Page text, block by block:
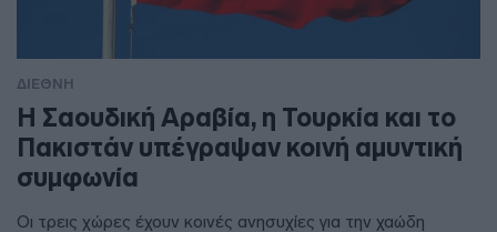
ΔΙΕΘΝΗ
Η Σαουδική Αραβία, η Τουρκία και το
Πακιστάν υπέγραψαν κοινή αμυντική
συμφωνία
Οι τρεις χώρες έχουν κοινές ανησυχίες για την χαώδη